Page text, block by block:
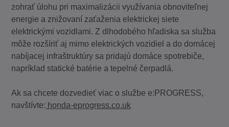
zohrať úlohu pri maximalizácii využívania obnoviteľnej
energie a znižovaní zaťaženia elektrickej siete
elektrickými vozidlami. Z dlhodobého hľadiska sa služba
môže rozšíriť aj mimo elektrických vozidiel a do domácej
nabíjacej infraštruktúry sa pridajú domáce spotrebiče,
napríklad statické batérie a tepelné čerpadlá.
Ak sa chcete dozvedieť viac o službe e:PROGRESS,
navštívte: honda-eprogress.co.uk